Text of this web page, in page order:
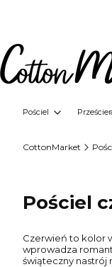
Pościel
CottonMarket
Pościel
Czerwień to kolor
wprowadza
świąteczny nastrój